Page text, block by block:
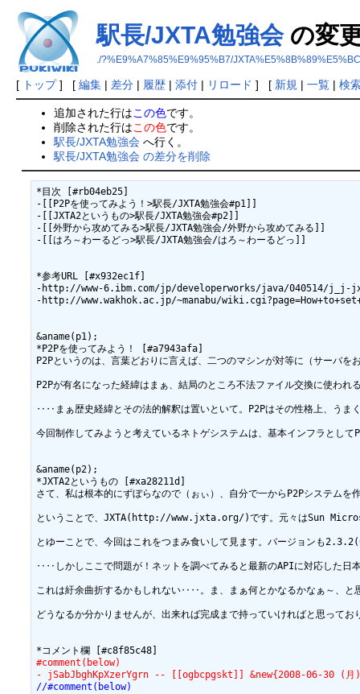
駅長/JXTA勉強会の変
./?%E9%A7%85%E9%95%B7/
[ トップ] [ 編集| 差分| 履歴| 添付| リロード ] [ 新規 | 一覧| 検
追加された行はこの色です。
削除された行はこの色です。
駅長/JXTA勉強会へ行く。
駅長/JXTA勉強会 の差分を削除
*目次 [#rb04eb25]
-[[P2Pを使ってみよう！>駅長/JXTA勉強会#p1]]
-[[JXTA2というもの>駅長/JXTA勉強会#p2]]
-[[外野から攻めてみる>駅長/JXTA勉強会/外野から攻めてみる]]
-[[はろ～わーるどっ>駅長/JXTA勉強会/はろ～わーるどっ]]
*参考URL [#x932ec1f]
-http://www-6.ibm.com/jp/developerworks/java/040514/j_j-
-http://www.wakhok.ac.jp/~manabu/
&aname(p1);
*P2Pを使ってみよう！ [#a7943afa]
P2Pというのは、言葉どおりに言えば、二つのマシンが対等に（サーバ
P2Pが有名になった経緯はまぁ、結局のところ不法ファイル交換に使わ
‥‥まぁ歴史経緯とその法的解釈は置いといて。P2Pはその性格上、うま
今回制作してみようと考えているネトゲシステムは、基本インフラとし
&aname(p2);
*JXTA2というもの [#xa28211d]
さて、私は根本的にずぼらなので（ぉぃ）、自分で一からP2Pシステム
ということで、JXTA(http://www.jxta.org/)です。元々はSun
とゆーことで、今回はこれをつまみ食いして見ます。バージョンも
‥‥しかしここで問題が！ネットを調べてみると最新のAPIに対応した日
これは紆余曲折するかもしれない‥‥。ま、まぁ何とかなるかなぁ～、と
どうなるか分かりませんが、出来れば完成まで持っていければと思っ
#comment(below)
- jSabJbghKpXzerYgrn -- [[ogbcpgskt]] &new{2008-06-30 (
//#comment(below)